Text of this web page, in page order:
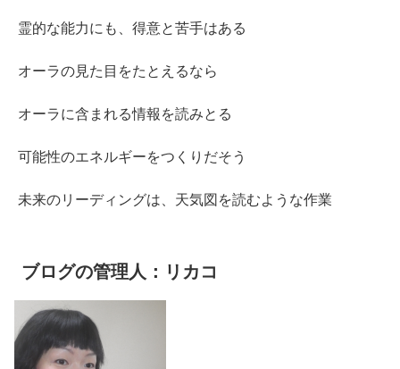
霊的な能力にも、得意と苦手はある
オーラの見た目をたとえるなら
オーラに含まれる情報を読みとる
可能性のエネルギーをつくりだそう
未来のリーディングは、天気図を読むような作業
ブログの管理人：リカコ